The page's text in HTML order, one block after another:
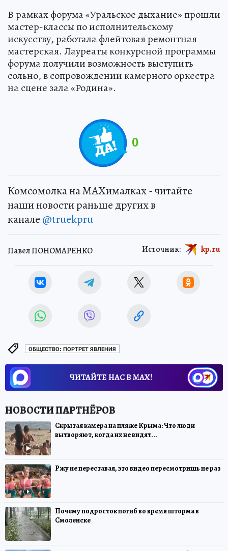
В рамках форума «Уральское дыхание» прошли
мастер-классы по исполнительскому
искусству, работала флейтовая ремонтная
мастерская. Лауреаты конкурсной программы
форума получили возможность выступить
сольно, в сопровождении камерного оркестра
на сцене зала «Родина».
0
Комсомолка на MAXималках - читайте
наши новости раньше других в
канале @truekpru
Павел ПОНОМАРЕНКО Источник: kp.ru
ОБЩЕСТВО: ПОРТРЕТ ЯВЛЕНИЯ
ЧИТАЙТЕ НАС В МАХ!
Скрытая камера на пляже Крыма: Что люди
вытворяют, когда их не видят...
Ржу не переставая, это видео пересмотришь не раз
Почему подросток погиб во время шторма в
Смоленске